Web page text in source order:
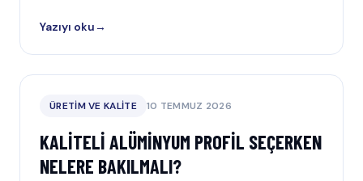
Yazıyı oku→
ÜRETIM VE KALITE 10 TEMMUZ 2026
KALITELI ALÜMINYUM PROFIL SEÇERKEN
NELERE BAKILMALI?